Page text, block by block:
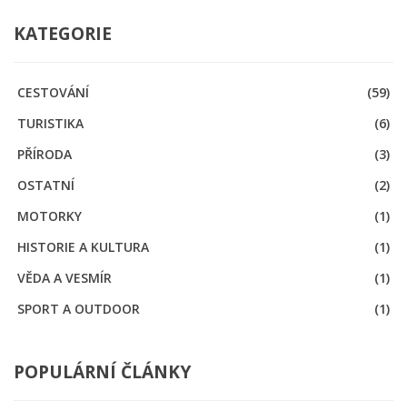
KATEGORIE
CESTOVÁNÍ
(59)
TURISTIKA
(6)
PŘÍRODA
(3)
OSTATNÍ
(2)
MOTORKY
(1)
HISTORIE A KULTURA
(1)
VĚDA A VESMÍR
(1)
SPORT A OUTDOOR
(1)
POPULÁRNÍ ČLÁNKY